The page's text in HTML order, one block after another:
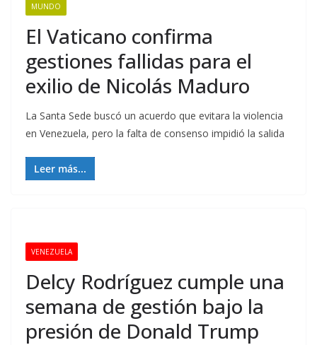
MUNDO
El Vaticano confirma
gestiones fallidas para el
exilio de Nicolás Maduro
La Santa Sede buscó un acuerdo que evitara la violencia
en Venezuela, pero la falta de consenso impidió la salida
Leer más...
VENEZUELA
Delcy Rodríguez cumple una
semana de gestión bajo la
presión de Donald Trump